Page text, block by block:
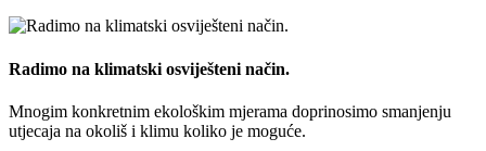
Radimo na klimatski osviješteni način.
Mnogim konkretnim ekološkim mjerama doprinosimo smanjenju
utjecaja na okoliš i klimu koliko je moguće.